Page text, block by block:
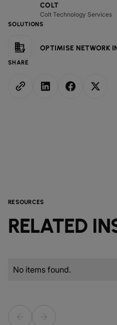
COLT
Colt Technology Services
SOLUTIONS
OPTIMISE NETWORK
SHARE
RESOURCES
RELATED
No items found.